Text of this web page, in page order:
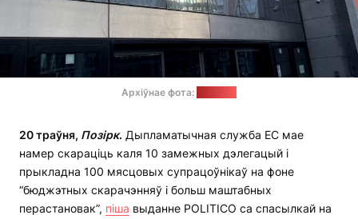
Архіўнае фота:
20 траўня, Позірк. Дыпламатычная служба ЕС мае
намер скараціць каля 10 замежных дэлегацый і
прыкладна 100 мясцовых супрацоўнікаў на фоне
“бюджэтных скарачэнняў і больш маштабных
перастановак”, піша выданне POLITICO са спасылкай на